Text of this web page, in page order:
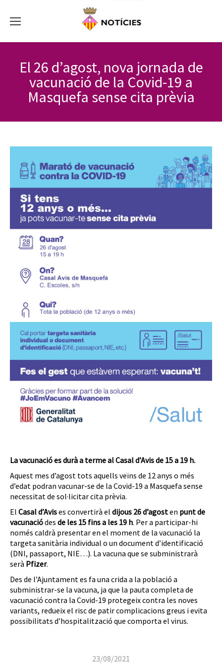
El 26 d’agost, nova jornada de
vacunació de la Covid-19 a
Masquefa sense cita prèvia
La vacunació es durà a terme al Casal d’Avis de 15 a 19 h.
Aquest mes d’agost tots aquells veïns de 12 anys o més
d’edat podran vacunar-se de la Covid-19 a Masquefa sense
necessitat de sol·licitar cita prèvia.
El Casal d’Avises convertirà el dijous 26 d’agosten punt de
vacunaciódes de les 15 fins a les 19 h. Per a participar-hi
només caldrà presentar en el moment de la vacunació la
targeta sanitària individual o un document d’identificació
(DNI, passaport, NIE…). La vacuna que se subministrarà
serà Pfizer.
Des de l’Ajuntament es fa una crida a la població a
subministrar-se la vacuna, ja que la pauta completa de
vacunació contra la Covid-19 protegeix contra les noves
variants, redueix el risc de patir complicacions greus i evita
possibilitats d’hospitalització que comporta el virus.
23/08/2021